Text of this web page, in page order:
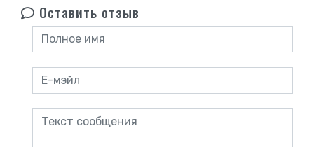
Оставить отзыв